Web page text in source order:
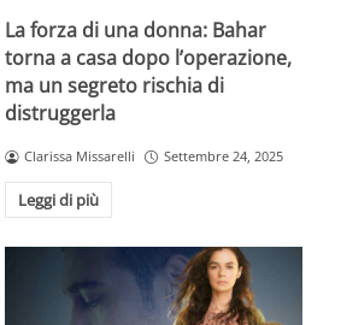
La forza di una donna: Bahar
torna a casa dopo l’operazione,
ma un segreto rischia di
distruggerla
Clarissa Missarelli Settembre 24, 2025
Leggi di più